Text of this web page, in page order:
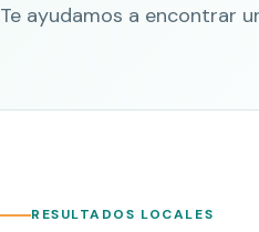
Te ayudamos a encontrar
RESULTADOS LOCALES